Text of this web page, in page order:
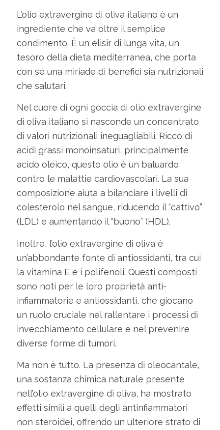
L’olio extravergine di oliva italiano è un
ingrediente che va oltre il semplice
condimento. È un elisir di lunga vita, un
tesoro della dieta mediterranea, che porta
con sé una miriade di benefici sia nutrizionali
che salutari.
Nel cuore di ogni goccia di olio extravergine
di oliva italiano si nasconde un concentrato
di valori nutrizionali ineguagliabili. Ricco di
acidi grassi monoinsaturi, principalmente
acido oleico, questo olio è un baluardo
contro le malattie cardiovascolari. La sua
composizione aiuta a bilanciare i livelli di
colesterolo nel sangue, riducendo il “cattivo”
(LDL) e aumentando il “buono” (HDL).
Inoltre, l’olio extravergine di oliva è
un’abbondante fonte di antiossidanti, tra cui
la vitamina E e i polifenoli. Questi composti
sono noti per le loro proprietà anti-
infiammatorie e antiossidanti, che giocano
un ruolo cruciale nel rallentare i processi di
invecchiamento cellulare e nel prevenire
diverse forme di tumori.
Ma non è tutto. La presenza di oleocantale,
una sostanza chimica naturale presente
nell’olio extravergine di oliva, ha mostrato
effetti simili a quelli degli antinfiammatori
non steroidei, offrendo un ulteriore strato di